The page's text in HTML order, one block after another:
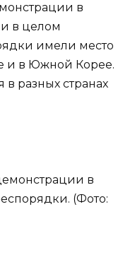
в
в целом
имели место
и в Южной Корее.
в разных странах
в
(Фото: